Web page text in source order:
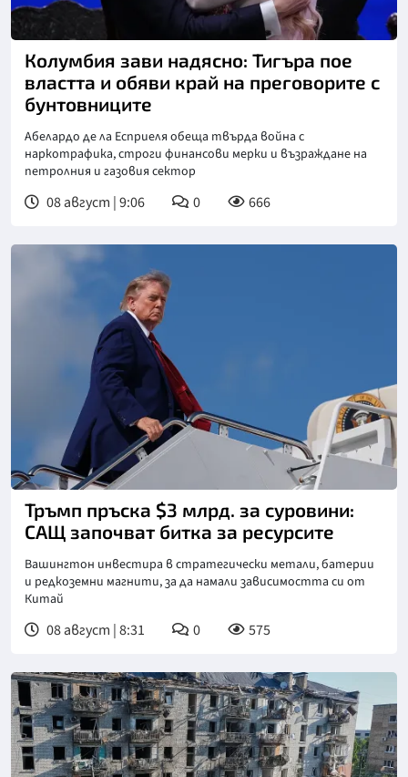
Снимка: БТА
Колумбия зави надясно: Тигъра пое
властта и обяви край на преговорите с
бунтовниците
Абелардо де ла Есприеля обеща твърда война с
наркотрафика, строги финансови мерки и възраждане на
петролния и газовия сектор
08 август | 9:06 0 666
Снимка: БТА
Тръмп пръска $3 млрд. за суровини:
САЩ започват битка за ресурсите
Вашингтон инвестира в стратегически метали, батерии
и редкоземни магнити, за да намали зависимостта си от
Китай
08 август | 8:31 0 575